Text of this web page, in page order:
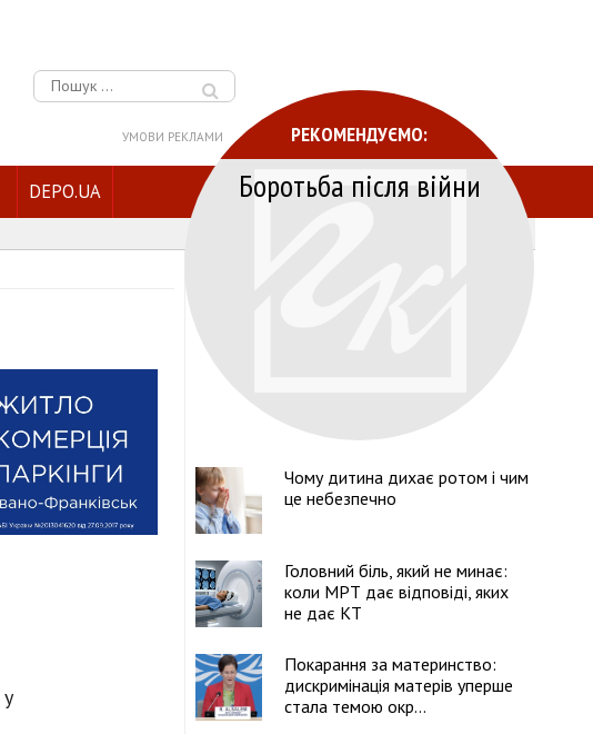
Пошук:
УМОВИ РЕКЛАМИ
DEPO.UA
у
РЕКОМЕНДУЄМО:
Боротьба після війни
Чому дитина дихає ротом і чим
це небезпечно
Головний біль, який не минає:
коли МРТ дає відповіді, яких
не дає КТ
Покарання за материнство:
дискримінація матерів уперше
стала темою окр...